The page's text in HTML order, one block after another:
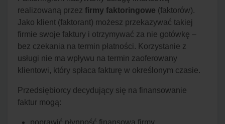
realizowaną przez firmy faktoringowe (faktorów).
Jako klient (faktorant) możesz przekazywać takiej
firmie swoje faktury i otrzymywać za nie gotówkę –
bez czekania na termin płatności. Korzystanie z
usługi nie ma wpływu na termin zaoferowany
klientowi, który spłaca fakturę w określonym czasie.
Przedsiębiorcy decydujący się na finansowanie
faktur mogą:
poprawić płynność finansową firmy,